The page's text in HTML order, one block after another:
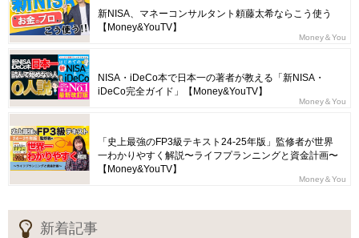
新NISA、マネーコンサルタント頼藤太希ならこう使う
【Money&YouTV】
Money＆You
NISA・iDeCo本で日本一の著者が教える「新NISA・
iDeCo完全ガイド」【Money&YouTV】
Money＆You
「史上最強のFP3級テキスト24-25年版」監修者が世界
一わかりやすく解説〜ライフプランニングと資金計画〜
【Money&YouTV】
Money＆You
新着記事